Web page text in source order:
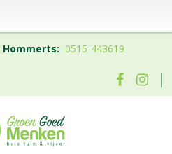
Hommerts: 0515-443619